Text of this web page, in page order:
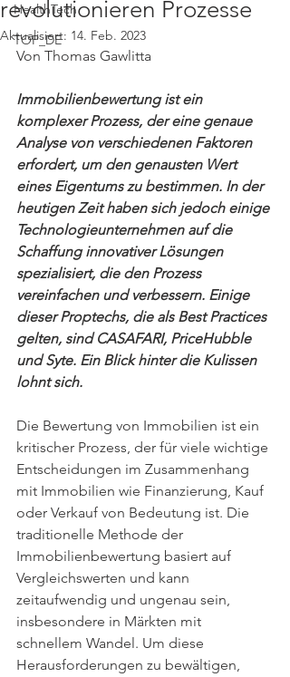
HealthTech
TOP_DE
revolutionieren Prozesse
Aktualisiert: 14. Feb. 2023
Von Thomas Gawlitta
Immobilienbewertung ist ein
komplexer Prozess, der eine genaue
Analyse von verschiedenen Faktoren
erfordert, um den genausten Wert
eines Eigentums zu bestimmen. In der
heutigen Zeit haben sich jedoch einige
Technologieunternehmen auf die
Schaffung innovativer Lösungen
spezialisiert, die den Prozess
vereinfachen und verbessern. Einige
dieser Proptechs, die als Best Practices
gelten, sind CASAFARI, PriceHubble
und Syte. Ein Blick hinter die Kulissen
lohnt sich.
Die Bewertung von Immobilien ist ein
kritischer Prozess, der für viele wichtige
Entscheidungen im Zusammenhang
mit Immobilien wie Finanzierung, Kauf
oder Verkauf von Bedeutung ist. Die
traditionelle Methode der
Immobilienbewertung basiert auf
Vergleichswerten und kann
zeitaufwendig und ungenau sein,
insbesondere in Märkten mit
schnellem Wandel. Um diese
Herausforderungen zu bewältigen,